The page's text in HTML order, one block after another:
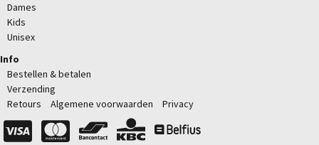
Dames
Kids
Unisex
Info
Bestellen & betalen
Verzending
Retours
Algemene voorwaarden Privacy